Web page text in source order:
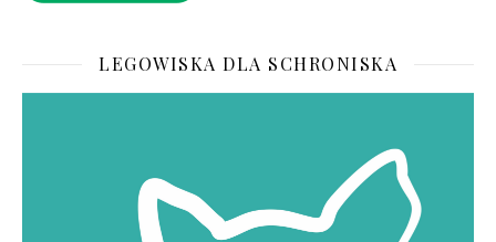
LEGOWISKA DLA SCHRONISKA